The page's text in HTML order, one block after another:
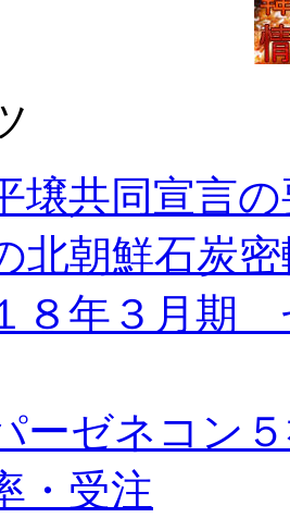
壌共同宣言
北朝鮮石炭
８年３月期
ーゼネコン
・受注